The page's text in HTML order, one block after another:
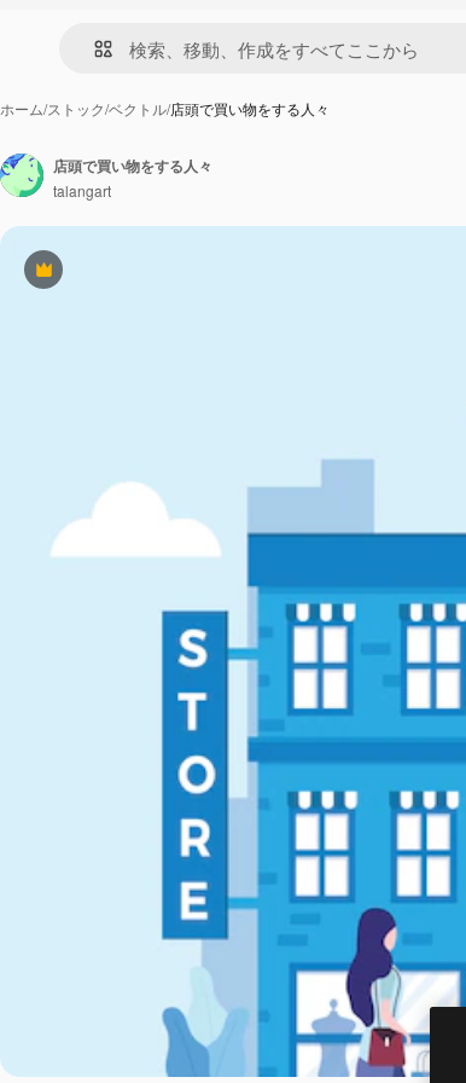
ホーム/ストック/ベクトル/店頭で買い物をする人々
Premium
店頭で買い物をする人々
talangart